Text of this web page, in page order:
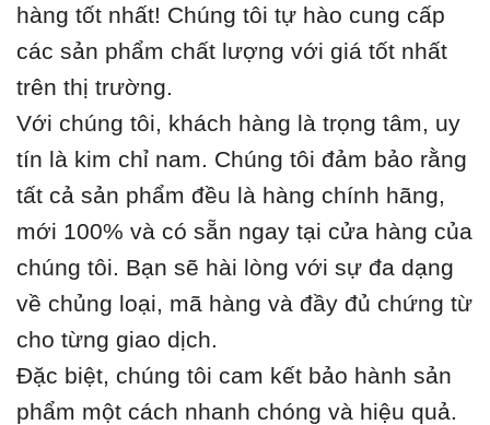
hàng tốt nhất! Chúng tôi tự hào cung cấp
các sản phẩm chất lượng với giá tốt nhất
trên thị trường.
Với chúng tôi, khách hàng là trọng tâm, uy
tín là kim chỉ nam. Chúng tôi đảm bảo rằng
tất cả sản phẩm đều là hàng chính hãng,
mới 100% và có sẵn ngay tại cửa hàng của
chúng tôi. Bạn sẽ hài lòng với sự đa dạng
về chủng loại, mã hàng và đầy đủ chứng từ
cho từng giao dịch.
Đặc biệt, chúng tôi cam kết bảo hành sản
phẩm một cách nhanh chóng và hiệu quả.